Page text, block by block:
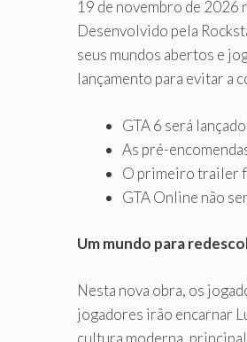
19 de novembro de 2026
Desenvolvido pela
seus mundos abertos e
lançamento para evitar a
GTA 6 será
As pré-
O primeiro trailer
GTA Online não
Um mundo para
Nesta nova obra, os
jogadores irão encarnar
cultura moderna,